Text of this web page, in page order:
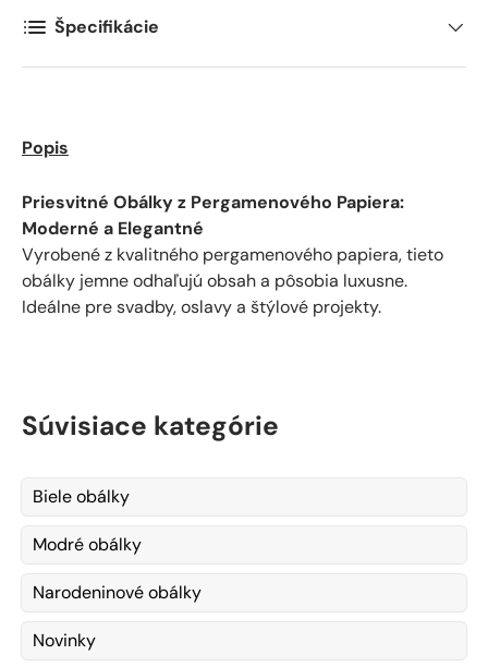
Špecifikácie
Popis
Priesvitné Obálky z Pergamenového Papiera:
Moderné a Elegantné
Vyrobené z kvalitného pergamenového papiera, tieto
obálky jemne odhaľujú obsah a pôsobia luxusne.
Ideálne pre svadby, oslavy a štýlové projekty.
Súvisiace kategórie
Biele obálky
Modré obálky
Narodeninové obálky
Novinky